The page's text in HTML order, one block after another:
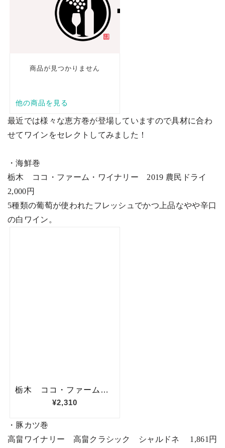
最近では様々な恵方巻が登場していますので具材に合わ
せてワインをセレクトしてみました！
・海鮮巻
栃木 ココ・ファーム・ワイナリー 2019 農民ドライ
2,000円
5種類の葡萄が使われたフレッシュでかつ上品なやや辛口
の白ワイン。
・豚カツ巻
高畠ワイナリー 高畠クラシック シャルドネ 1,861 円